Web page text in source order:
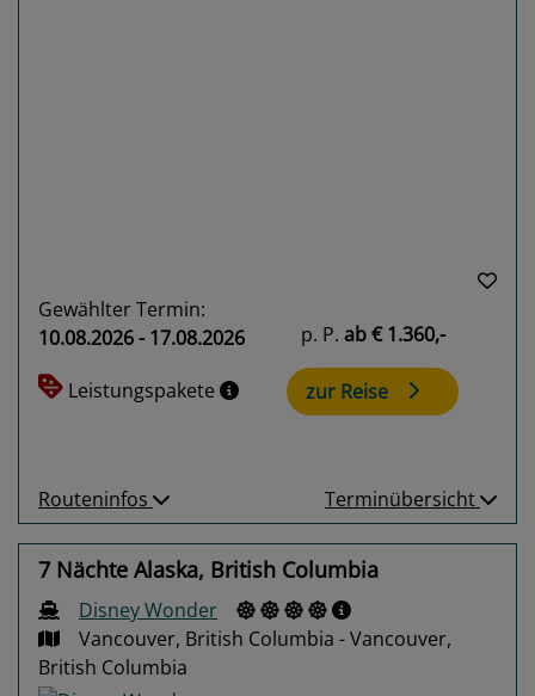
Gewählter Termin:
10.08.2026 - 17.08.2026
Leistungspakete
p. P. ab€ 1.360,-
zur Reise
Routeninfos Terminübersicht
7 Nächte Alaska, British Columbia
Disney Wonder
Vancouver, British Columbia - Vancouver,
British Columbia